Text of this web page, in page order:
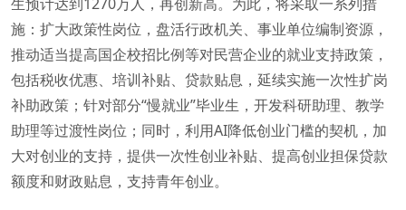
施：扩大政策性岗位，盘活行政机关、事业单位编制资源，
推动适当提高国企校招比例等对民营企业的就业支持政策，
包括税收优惠、培训补贴、贷款贴息，延续实施一次性扩岗
补助政策；针对部分“慢就业”毕业生，开发科研助理、教学
助理等过渡性岗位；同时，利用AI降低创业门槛的契机，加
大对创业的支持，提供一次性创业补贴、提高创业担保贷款
额度和财政贴息，支持青年创业。